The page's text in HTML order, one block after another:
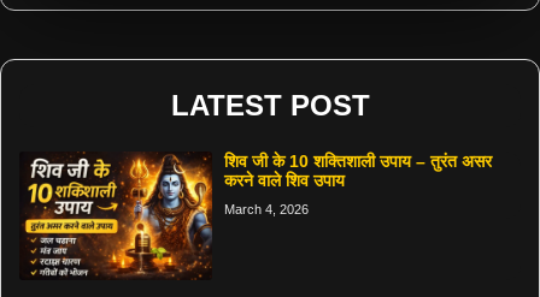
LATEST POST
शिव जी के 10 शक्तिशाली उपाय – तुरंत असर
करने वाले शिव उपाय
March 4, 2026